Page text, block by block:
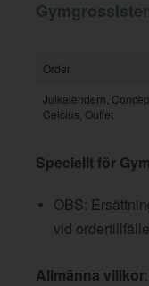
Order
Julkalendern,
Celcius, Outlet
Speciellt för
OBS:
vid
Allmänna villkor: